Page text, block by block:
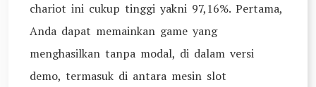
chariot ini cukup tinggi yakni 97,16%. Pertama,
Anda dapat memainkan game yang
menghasilkan tanpa modal, di dalam versi
demo, termasuk di antara mesin slot